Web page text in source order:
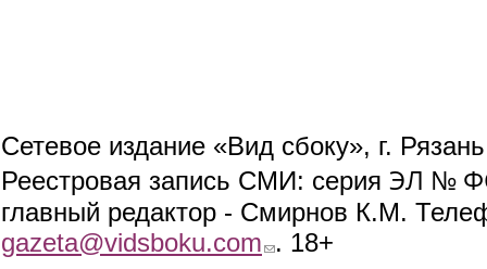
Сетевое издание «Вид сбоку», г.
Реестровая запись СМИ: серия ЭЛ №
главный редактор - Смирнов К.М.
gazeta@vidsboku.com (link sends e-mail)
. 18+